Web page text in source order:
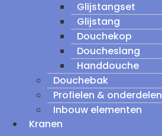
Glijstangset
Glijstang
Douchekop
Doucheslang
Handdouche
Douchebak
Profielen & onderdelen
Inbouw elementen
Kranen